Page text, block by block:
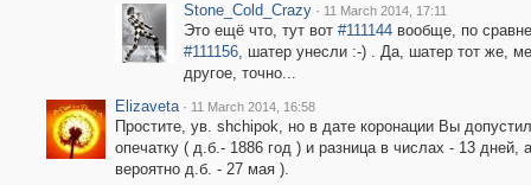
Stone_Cold_Crazy · 11 March 2014, 17:11
Это ещё что, тут вот #111144вообще, по
#111156, шатер унесли :-) . Да, шатер тот же,
другое, точно...
Elizaveta · 11 March 2014, 16:58
Простите, ув. shchipok, но в дате коронации Вы
опечатку ( д.б.- 1886 год ) и разница в числах - 13 дней,
вероятно д.б. - 27 мая ).